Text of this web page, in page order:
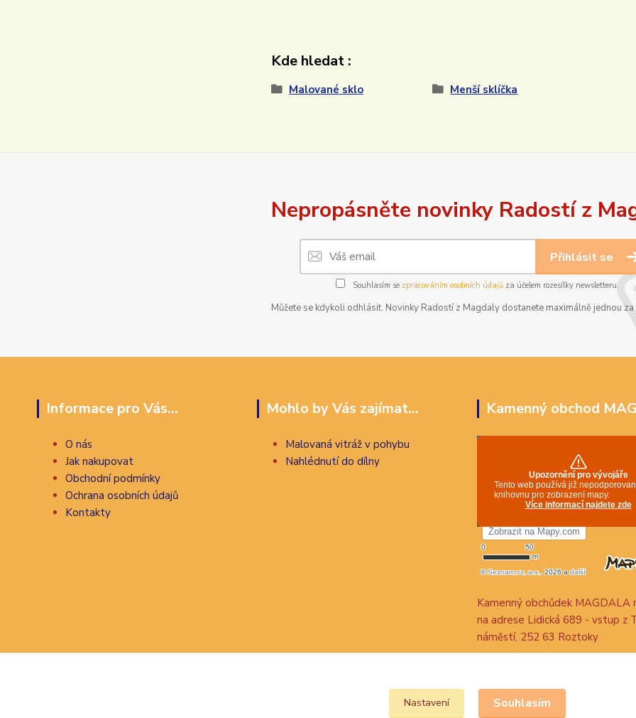
Kde hledat :
Malované sklo Menší sklíčka
Nepropásněte novinky Radostí z
Přihlásit se
Souhlasím se zpracováním osobních údajůza účelem rozesílky newsletteru.
Můžete se kdykoli odhlásit. Novinky Radostí z Magdaly dostanete maximálně jednou
Informace pro Vás...
O nás
Jak nakupovat
Obchodní podmínky
Ochrana osobních údajů
Kontakty
Mohlo by Vás zajímat...
Malovaná vitráž v pohybu
Nahlédnutí do dílny
Kamenný obchod
Kamenný obchůdek MAGDALA
na adrese Lidická 689 - vstup z
náměstí, 252 63 Roztoky
Nastavení Souhlasím